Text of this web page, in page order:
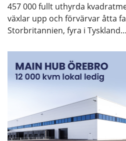
457 000 fullt uthyrda
växlar upp och förvärvar åtta
Storbritannien, fyra i Tyskland…